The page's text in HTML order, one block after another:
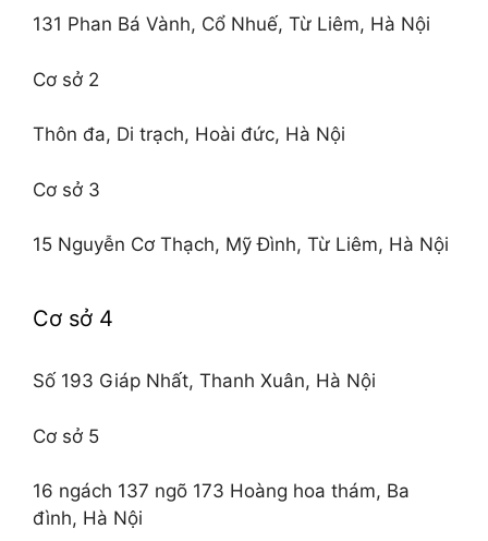
131 Phan Bá Vành, Cổ Nhuế, Từ Liêm, Hà Nội
Cơ sở 2
Thôn đa, Di trạch, Hoài đức, Hà Nội
Cơ sở 3
15 Nguyễn Cơ Thạch, Mỹ Đình, Từ Liêm, Hà Nội
Cơ sở 4
Số 193 Giáp Nhất, Thanh Xuân, Hà Nội
Cơ sở 5
16 ngách 137 ngõ 173 Hoàng hoa thám, Ba
đình, Hà Nội